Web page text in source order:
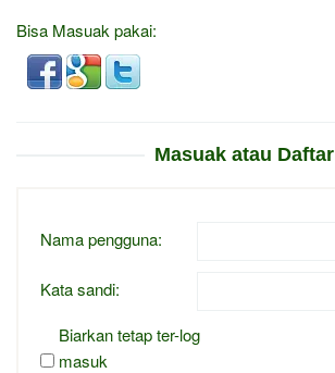
Bisa Masuak pakai:
Masuak atau Daftar
Nama pengguna:
Kata sandi:
Biarkan tetap ter-log
masuk